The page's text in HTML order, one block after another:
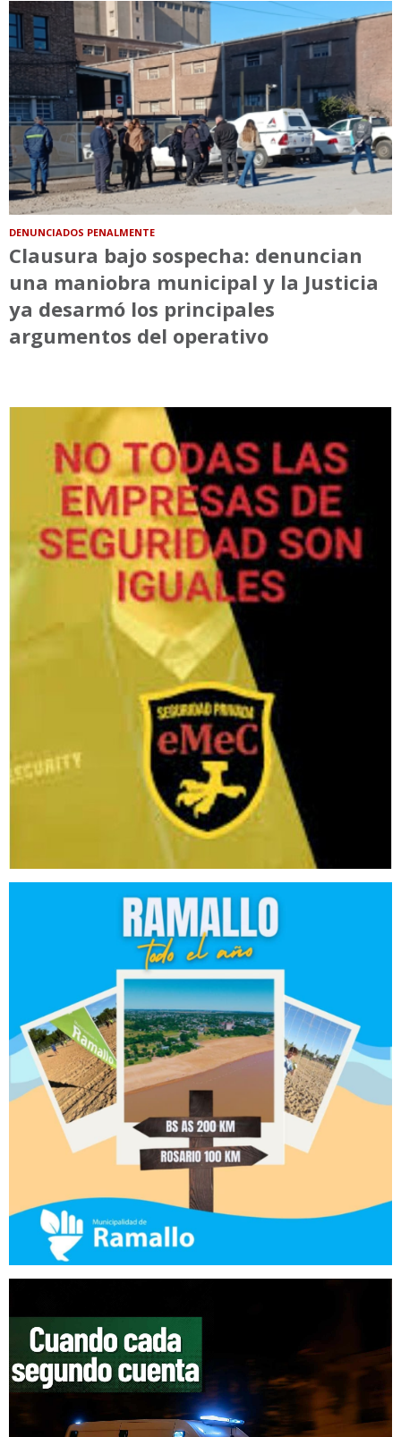
DENUNCIADOS PENALMENTE
Clausura bajo sospecha: denuncian
una maniobra municipal y la Justicia
ya desarmó los principales
argumentos del operativo